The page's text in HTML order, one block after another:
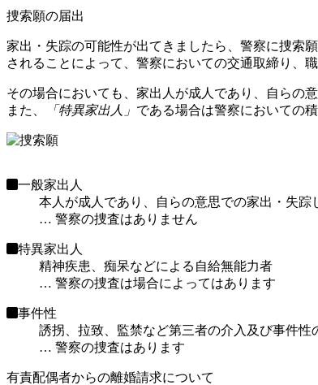
捜索願の届出
家出・失踪の可能性が出てきましたら、警察に捜索
されることによって、警察においての交通取締り、
その場合においても、家出人が成人であり、自らの
また、
「特異家出人」 である場合は警察においての
一般家出人
本人が成人であり、自らの意思での家出・失踪
… 警察の捜査はありません
特異家出人
精神疾患、痴呆などによる自給無能力者
… 警察の捜査は場合によってはあります
事件性
誘拐、拉致、監禁など第三者の介入及び事件性
… 警察の捜査はあります
有責配偶者からの離婚請求について